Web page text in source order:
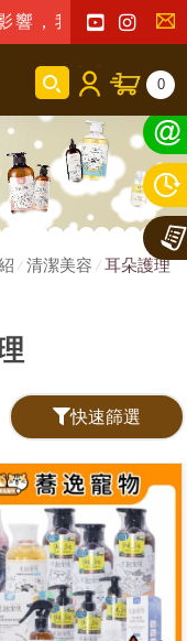
，我司保留訂單接
聯
我
們
0
清潔美容 耳朵護理
快速篩選